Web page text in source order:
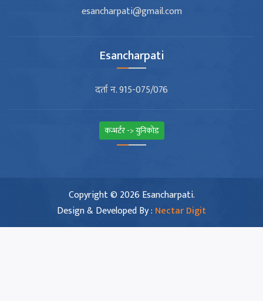
esancharpati@gmail.com
Esancharpati
दर्ता न. 915-075/076
कन्भर्टर -> युनिकोड
Copyright © 2026 Esancharpati.
Design & Developed By : Nectar Digit